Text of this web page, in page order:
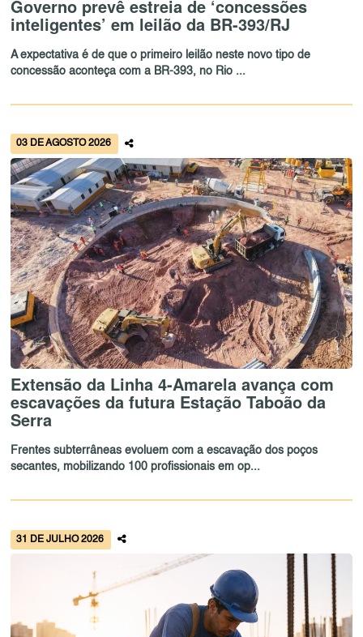
Governo prevê estreia de ‘concessões
inteligentes’ em leilão da BR-393/RJ
A expectativa é de que o primeiro leilão neste novo tipo de
concessão aconteça com a BR-393, no Rio ...
03 DE AGOSTO 2026
Extensão da Linha 4-Amarela avança com
escavações da futura Estação Taboão da
Serra
Frentes subterrâneas evoluem com a escavação dos poços
secantes, mobilizando 100 profissionais em op...
31 DE JULHO 2026